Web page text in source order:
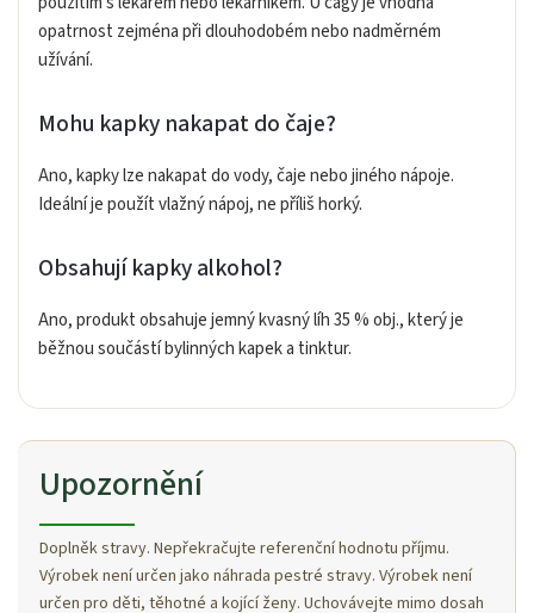
opatrnost zejména při dlouhodobém nebo nadměrném
užívání.
Mohu kapky nakapat do čaje?
Ano, kapky lze nakapat do vody, čaje nebo jiného nápoje.
Ideální je použít vlažný nápoj, ne příliš horký.
Obsahují kapky alkohol?
Ano, produkt obsahuje jemný kvasný líh 35 % obj., který je
běžnou součástí bylinných kapek a tinktur.
Upozornění
Doplněk stravy. Nepřekračujte referenční hodnotu příjmu.
Výrobek není určen jako náhrada pestré stravy. Výrobek není
určen pro děti, těhotné a kojící ženy. Uchovávejte mimo dosah